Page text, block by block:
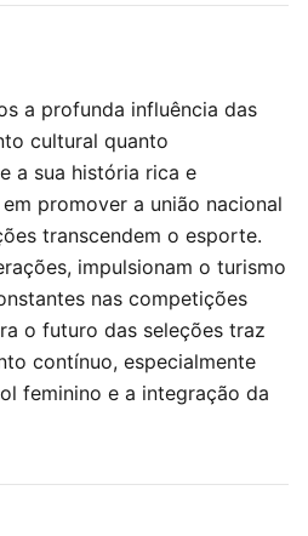
a profunda influência das
cultural quanto
a sua história rica e
promover a união nacional
transcendem o esporte.
impulsionam o turismo
nas competições
o futuro das seleções traz
contínuo, especialmente
feminino e a integração da